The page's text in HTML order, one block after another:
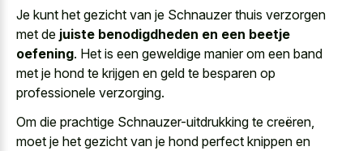
Je kunt het gezicht van je Schnauzer thuis verzorgen
met de juiste benodigdheden en een beetje
oefening. Het is een geweldige manier om een band
met je hond te krijgen en geld te besparen op
professionele verzorging.
Om die prachtige Schnauzer-uitdrukking te creëren,
moet je het gezicht van je hond perfect knippen en